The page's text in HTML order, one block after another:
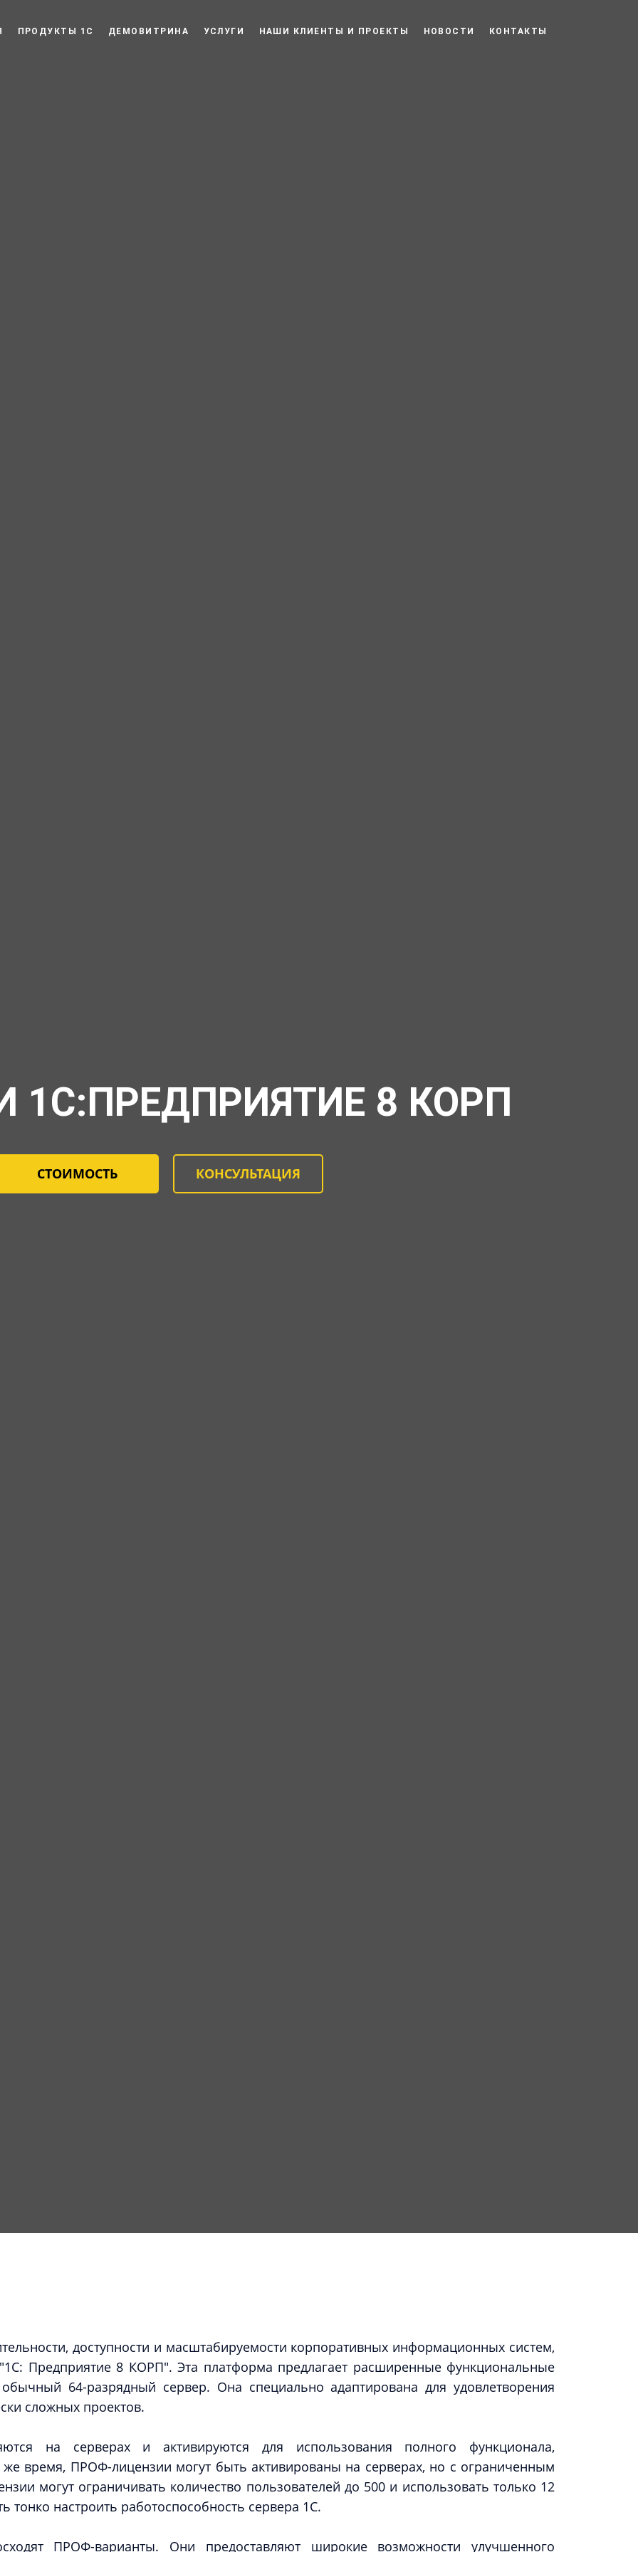
ПРОДУКТЫ 1С ДЕМОВИТРИНА УСЛУГИ НАШИ КЛИЕНТЫ И ПРОЕКТЫ НОВОСТИ КОНТАКТЫ
1С:ПРЕДПРИЯТИЕ 8 КОРП
СТОИМОСТЬ КОНСУЛЬТАЦИЯ
доступности и масштабируемости корпоративных информационных систем,
Предприятие 8 КОРП". Эта платформа предлагает расширенные функциональные
64-разрядный сервер. Она специально адаптирована для удовлетворения
сложных проектов.
на серверах и активируются для использования полного функционала,
время, ПРОФ-лицензии могут быть активированы на серверах, но с ограниченным
могут ограничивать количество пользователей до 500 и использовать только 12
тонко настроить работоспособность сервера 1С.
ПРОФ-варианты. Они предоставляют широкие возможности улучшенного